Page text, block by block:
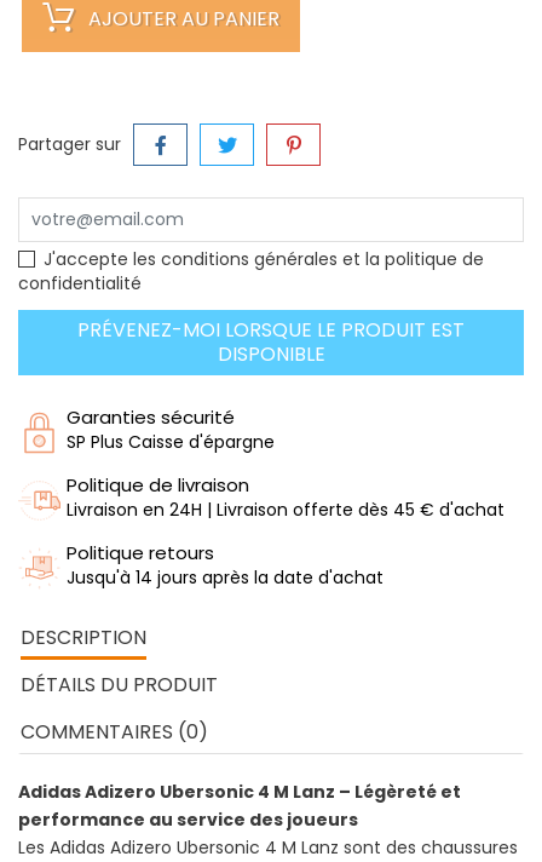
AJOUTER AU PANIER
Partager sur
J'accepte les conditions générales et la politique de
confidentialité
PRÉVENEZ-MOI LORSQUE LE PRODUIT EST
DISPONIBLE
Garanties sécurité
SP Plus Caisse d'épargne
Politique de livraison
Livraison en 24H | Livraison offerte dès 45 € d'achat
Politique retours
Jusqu'à 14 jours après la date d'achat
DESCRIPTION
DÉTAILS DU PRODUIT
COMMENTAIRES (0)
Adidas Adizero Ubersonic 4 M Lanz – Légèreté et
performance au service des joueurs
Les Adidas Adizero Ubersonic 4 M Lanz sont des chaussures